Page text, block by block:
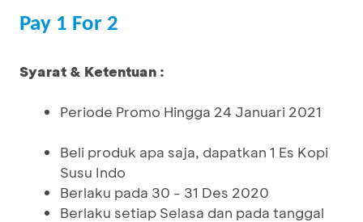
Pay 1 For 2
Syarat & Ketentuan :
Periode Promo Hingga 24 Januari 2021
Beli produk apa saja, dapatkan 1 Es Kopi
Susu Indo
Berlaku pada 30 - 31 Des 2020
Berlaku setiap Selasa dan pada tanggal